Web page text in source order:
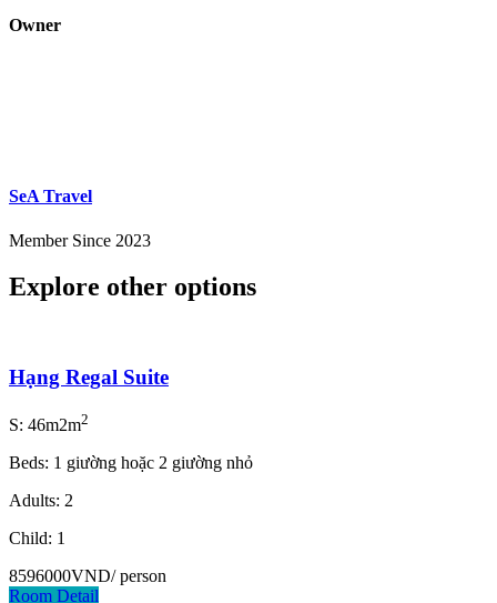
Owner
SeA Travel
Member Since 2023
Explore other options
Hạng Regal Suite
S: 46m2m2
Beds: 1 giường hoặc 2 giường nhỏ
Adults: 2
Child: 1
8596000VND/ person
Room Detail